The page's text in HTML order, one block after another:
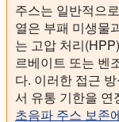
주스는 일반적으
열은 부패 미생물
는 고압 처리
르베이트 또는 벤
다. 이러한 접근
서 유통 기한을 연
초음파 주스 보존